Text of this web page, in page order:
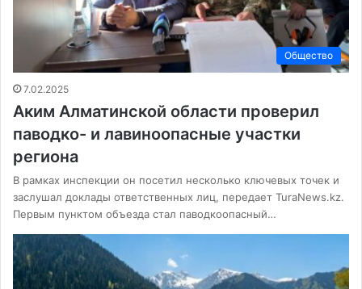
Общество
7.02.2025
Аким Алматинской области проверил
паводко- и лавиноопасные участки
региона
В рамках инспекции он посетил несколько ключевых точек и
заслушал доклады ответственных лиц, передает TuraNews.kz.
Первым пунктом объезда стал паводкоопасный…